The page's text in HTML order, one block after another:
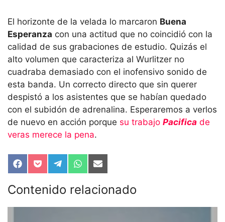
El horizonte de la velada lo marcaron Buena
Esperanza con una actitud que no coincidió con la
calidad de sus grabaciones de estudio. Quizás el
alto volumen que caracteriza al Wurlitzer no
cuadraba demasiado con el inofensivo sonido de
esta banda. Un correcto directo que sin querer
despistó a los asistentes que se habían quedado
con el subidón de adrenalina. Esperaremos a verlos
de nuevo en acción porque su trabajo Pacifica de
veras merece la pena.
Compartir
en
Facebook
Compartir
en
Pocket
Compartir
en
Telegram
Compartir
en
WhatsApp
Compartir
en
Email
Contenido relacionado